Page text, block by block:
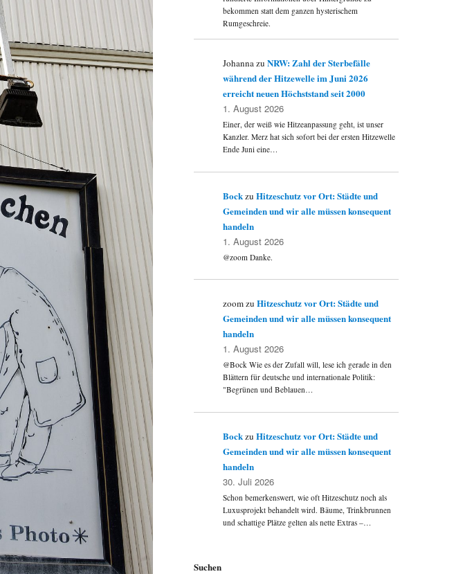
bekommen statt dem ganzen hysterischem
Rumgeschreie.
JohannazuNRW: Zahl der Sterbefälle
während der Hitzewelle im Juni 2026
erreicht neuen Höchststand seit 2000
1. August 2026
Einer, der weiß wie Hitzeanpassung geht, ist unser
Kanzler. Merz hat sich sofort bei der ersten Hitzewelle
Ende Juni eine…
BockzuHitzeschutz vor Ort: Städte und
Gemeinden und wir alle müssen konsequent
handeln
1. August 2026
@zoom Danke.
zoomzuHitzeschutz vor Ort: Städte und
Gemeinden und wir alle müssen konsequent
handeln
1. August 2026
@Bock Wie es der Zufall will, lese ich gerade in den
Blättern für deutsche und internationale Politik:
"Begrünen und Beblauen…
BockzuHitzeschutz vor Ort: Städte und
Gemeinden und wir alle müssen konsequent
handeln
30. Juli 2026
Schon bemerkenswert, wie oft Hitzeschutz noch als
Luxusprojekt behandelt wird. Bäume, Trinkbrunnen
und schattige Plätze gelten als nette Extras –…
Suchen